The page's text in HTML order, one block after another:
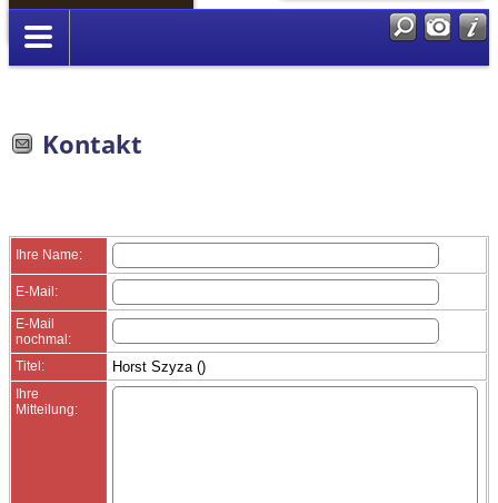
Anmelden
Kontakt
Ihre Name:
E-Mail:
E-Mail
nochmal:
Titel:
Horst Szyza ()
Ihre
Mitteilung: